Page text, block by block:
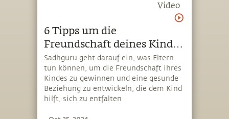
Video
6 Tipps um die
Freundschaft deines Kindes
zu gewinnen
Sadhguru geht darauf ein, was Eltern
tun können, um die Freundschaft ihres
Kindes zu gewinnen und eine gesunde
Beziehung zu entwickeln, die dem Kind
hilft, sich zu entfalten